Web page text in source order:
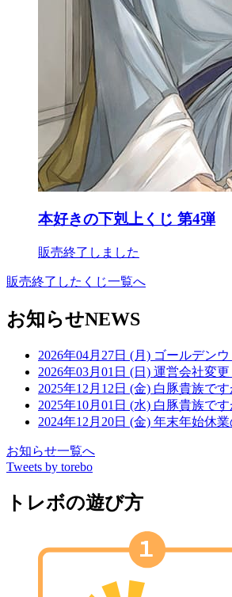
本好きの下剋上くじ 第4弾
販売終了しました
販売終了したくじ一覧へ
お知らせNEWS
2026年04月27日 (月) ゴールデン
2026年03月01日 (日) 運営会社変
2025年12月12日 (金) 白豚貴族で
2025年10月01日 (水) 白豚貴族で
2024年12月20日 (金) 年末年始休
お知らせ一覧へ
Tweets by torebo
トレボの遊び方